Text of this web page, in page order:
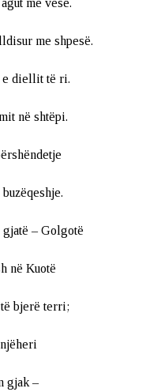
me shpesë.
e diellit të ri.
në shtëpi.
gjatë – Golgotë
në Kuotë
bjerë terri;
gjak –